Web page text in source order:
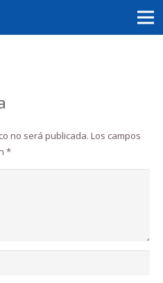
no será publicada. Los campos
*